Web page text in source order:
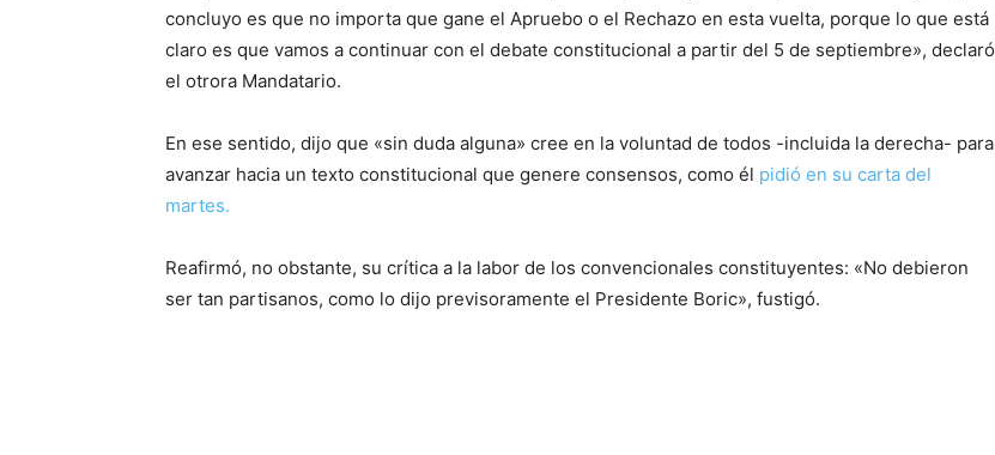
concluyo es que no importa que gane el Apruebo o el Rechazo en esta vuelta, porque lo que está
claro es que vamos a continuar con el debate constitucional a partir del 5 de septiembre», declaró
el otrora Mandatario.
En ese sentido, dijo que «sin duda alguna» cree en la voluntad de todos -incluida la derecha- para
avanzar hacia un texto constitucional que genere consensos, como él pidió en su carta del
martes.
Reafirmó, no obstante, su crítica a la labor de los convencionales constituyentes: «No debieron
ser tan partisanos, como lo dijo previsoramente el Presidente Boric», fustigó.